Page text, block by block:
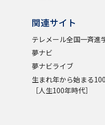
このサイトについて
況の確認 テレメール お支払
関連サイト
テレメール全国一斉進
夢ナビ
夢ナビライブ
生まれ年から始まる
［人生100年時代］